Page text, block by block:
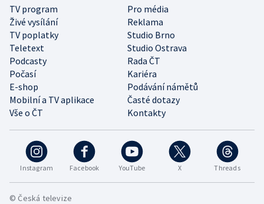
Instagram Facebook YouTube X Threads
TV program
Pro média
Živé vysílání
Reklama
TV poplatky
Studio Brno
Teletext
Studio Ostrava
Podcasty
Rada ČT
Počasí
Kariéra
E-shop
Podávání námětů
Mobilní a TV aplikace
Časté dotazy
Vše o ČT
Kontakty
© Česká televize